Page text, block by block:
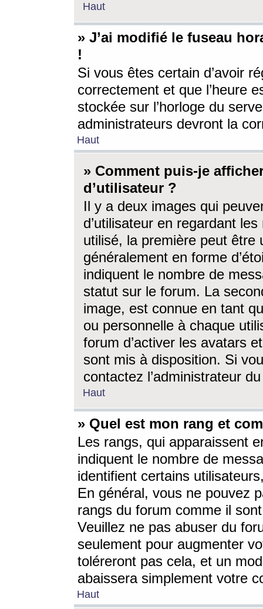
Haut
» J’ai modifié le fuseau
!
Si vous êtes certain d’avoir
correctement et que l’heure
stockée sur l’horloge du
administrateurs devront la
Haut
» Comment puis-je
d’utilisateur ?
Il y a deux images qui
d’utilisateur en regardant
utilisé, la première peut être
généralement en forme
indiquent le nombre de
statut sur le forum. La
image, est connue en tant
ou personnelle à chaque
forum d’activer les avatars
sont mis à disposition. Si
contactez l’administrateur
Haut
» Quel est mon rang et
Les rangs, qui apparaissent
indiquent le nombre de
identifient certains
En général, vous ne pouvez
rangs du forum comme il
Veuillez ne pas abuser du
seulement pour augmenter
toléreront pas cela, et un
abaissera simplement votre
Haut